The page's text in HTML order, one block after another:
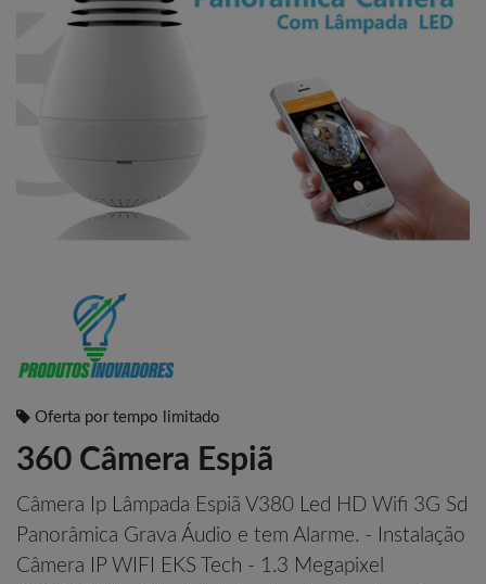
Oferta por tempo limitado
360 Câmera Espiã
Câmera Ip Lâmpada Espiã V380 Led HD Wifi 3G Sd
Panorâmica Grava Áudio e tem Alarme. - Instalação
Câmera IP WIFI EKS Tech - 1.3 Megapixel